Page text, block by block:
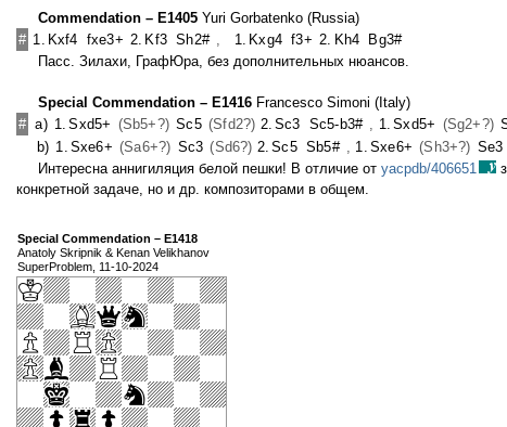
Commendation – E1405 Yuri Gorbatenko (Russia)
# 1. Kxf4 fxe3+ 2. Kf3 Sh2# , 1. Kxg4 f3+ 2. Kh4
Bg3#
Пасс. Зилахи, ГрафЮра, без дополнительных нюансов.
Special Commendation – E1416 Francesco Simoni (Italy)
# a) 1. Sxd5+ (Sb5+?) Sc5 (Sfd2?) 2. Sc3 Sc5-b3# , 1. Sxd5+ (Sg2+?)
b) 1. Sxe6+ (Sa6+?) Sc3 (Sd6?) 2. Sc5 Sb5# , 1. Sxe6+ (Sh3+?) Se3
Интересна аннигиляция белой пешки! В отличие от yacpdb/406651
конкретной задаче, но и др. композиторами в общем.
Special Commendation – E1418
Anatoly Skripnik & Kenan Velikhanov
SuperProblem, 11-10-2024